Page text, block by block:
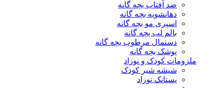
ضد آفتاب بچه گانه
دهانشویه بچه گانه
اسپری مو بچه گانه
بالم لب بچه گانه
دستمال مرطوب بچه گانه
پوشک بچه گانه
ملزومات کودک و نوزاد
شیشه شیر کودک
پستانک نوزاد